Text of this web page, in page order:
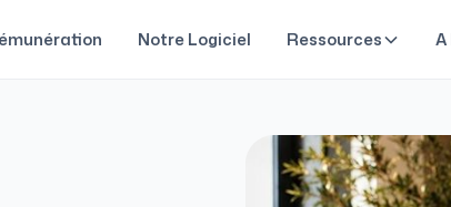
Notre Logiciel Ressources A